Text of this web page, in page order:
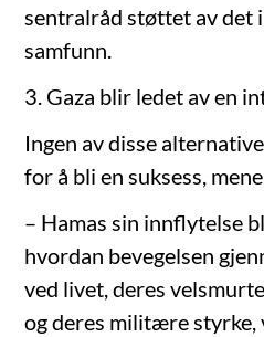
sentralråd støttet av det
samfunn.
3. Gaza blir ledet av en
Ingen av disse
for å bli en suksess,
– Hamas sin innflytelse
hvordan bevegelsen
ved livet, deres
og deres militære styrke,